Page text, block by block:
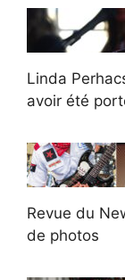
Linda
avoir été
Revue du
de photos